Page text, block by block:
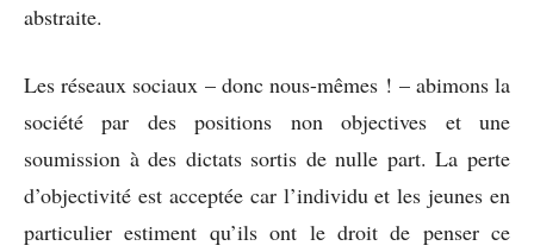
abstraite.
Les réseaux sociaux – donc nous-mêmes ! – abimons la
société par des positions non objectives et une
soumission à des dictats sortis de nulle part. La perte
d’objectivité est acceptée car l’individu et les jeunes en
particulier estiment qu’ils ont le droit de penser ce